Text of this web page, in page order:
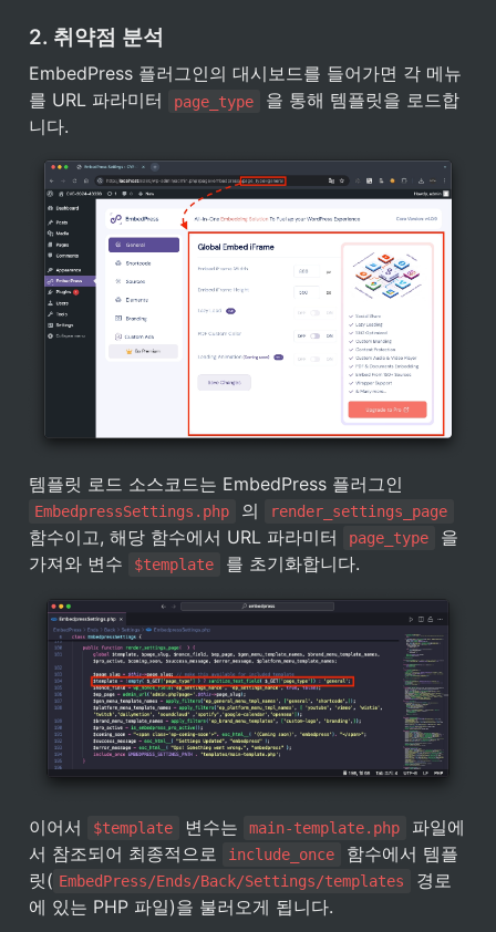
2. 취약점 분석
EmbedPress 플러그인의 대시보드를 들어가면 각 메뉴
를 URL 파라미터
page_type
을 통해 템플릿을 로드합
니다.
EmbedpressSettings.php 의 render_settings_page
함수이고, 해당 함수에서 URL 파라미터 page_type
을
가져와 변수
$template 를 초기화합니다.
이어서 $template 변수는 main-template.php
파일에
서 참조되어 최종적으로
include_once
함수에서 템플
릿( EmbedPress/Ends/Back/Settings/templates
경로
에 있는 PHP 파일)을 불러오게 됩니다.